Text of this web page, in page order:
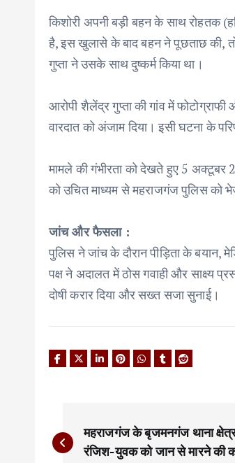
किशोरी अपनी बड़ी बहन के साथ रोहतक
है, इस खुलासे के बाद बहन ने पूछताछ की,
गुप्ता ने उसके साथ दुष्कर्म किया था।
आरोपी शैलेंद्र गुप्ता की गांव में
वारदात को अंजाम दिया। इसी घटना के
मामले की गंभीरता को देखते हुए 5
को उचित माध्यम से महराजगंज पुलिस को
जांच और फैसला :
पुलिस ने जांच के दौरान पीड़िता के बयान,
पक्ष ने अदालत में ठोस गवाही और साक्ष्य
दोषी करार दिया और सख्त सजा सुनाई।
o
महराजगंज के बृजमनगंज थाना
रंजिश-युवक को जान से मारने की